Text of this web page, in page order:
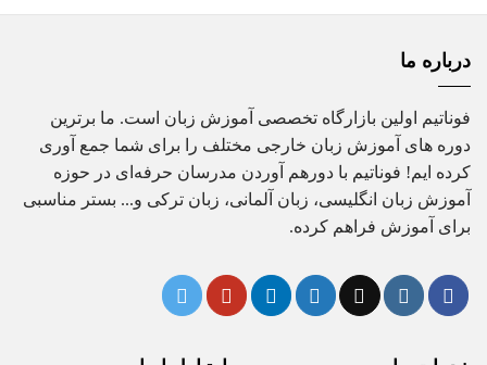
درباره ما
فوناتیم اولین بازارگاه تخصصی آموزش زبان است. ما برترین
دوره های آموزش زبان خارجی مختلف را برای شما جمع آوری
کرده ایم! فوناتیم با دورهم آوردن مدرسان حرفه‌ای در حوزه
آموزش زبان انگلیسی، زبان آلمانی، زبان ترکی و... بستر مناسبی
برای آموزش فراهم کرده.